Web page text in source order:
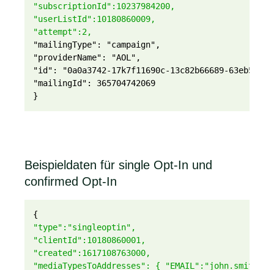
"subscriptionId":10237984200,
"userListId":10180860009,
"attempt":2,
"mailingType": "campaign",
"providerName": "AOL",
"id": "0a0a3742-17k7f11690c-13c82b66689-
"mailingId": 365704742069
}
Beispieldaten für single Opt-In und
confirmed Opt-In
{
"type":"singleoptin",
"clientId":10180860001,
"created":1617108763000,
"mediaTypesToAddresses": {